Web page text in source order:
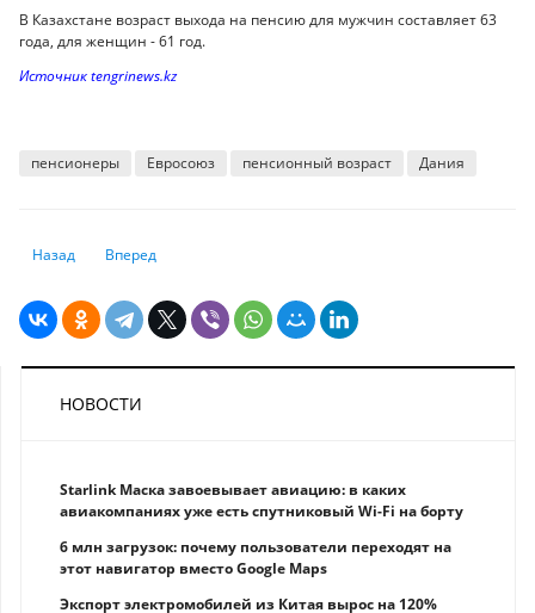
В Казахстане возраст выхода на пенсию для мужчин составляет 63
года, для женщин - 61 год.
Источник tengrinews.kz
пенсионеры Евросоюз пенсионный возраст Дания
Предыдущий: Киберриски и экологические проблемы являются
Назад Следующий: Стамбул потряхивает
Вперед
НОВОСТИ
Starlink Маска завоевывает авиацию: в каких
авиакомпаниях уже есть спутниковый Wi-Fi на борту
6 млн загрузок: почему пользователи переходят на
этот навигатор вместо Google Maps
Экспорт электромобилей из Китая вырос на 120%